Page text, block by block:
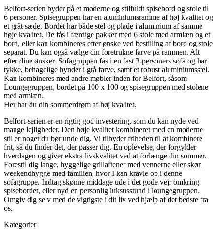
Belfort-serien byder på et moderne og stilfuldt spisebord og stole til
6 personer. Spisegruppen har en aluminiumsramme af høj kvalitet og
et gråt sæde. Bordet har både stel og plade i aluminium af samme
høje kvalitet. De fås i færdige pakker med 6 stole med armlæn og et
bord, eller kan kombineres efter ønske ved bestilling af bord og stole
separat. Du kan også vælge din foretrukne farve på rammen. Alt
efter dine ønsker. Sofagruppen fås i en fast 3-personers sofa og har
tykke, behagelige hynder i grå farve, samt et robust aluminiumsstel.
Kan kombineres med andre møbler inden for Belfort, såsom
Loungegruppen, bordet på 100 x 100 og spisegruppen med stolene
med armlæn.
Her har du din sommerdrøm af høj kvalitet.
Belfort-serien er en rigtig god investering, som du kan nyde ved
mange lejligheder. Den høje kvalitet kombineret med en moderne
stil er noget du bør unde dig. Vi tilbyder friheden til at kombinere
frit, så du finder det, der passer dig. En oplevelse, der forgylder
hverdagen og giver ekstra livskvalitet ved at forlænge din sommer.
Forestil dig lange, hyggelige grillaftener med vennerne eller skøn
weekendhygge med familien, hvor I kan kravle op i denne
sofagruppe. Indtag skønne middage ude i det gode vejr omkring
spisebordet, eller nyd en personlig luksusstund i loungegruppen.
Omgiv dig selv med de vigtigste i dit liv ved hjælp af det bedste fra
os.
Kategorier